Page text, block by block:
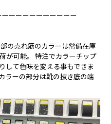
ーーーーーーーーーー
の売れ筋のカラーは常備在庫
が可能。 特注でカラーチップ
して色味を変える事もできま
ラーの部分は靴の抜き底の端